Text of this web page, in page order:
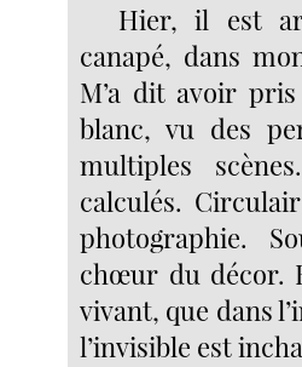
Hier, il est
canapé, dans
M’a dit avoir
blanc, vu des
multiples
calculés.
photographie.
chœur du décor.
vivant, que dans
l’invisible est